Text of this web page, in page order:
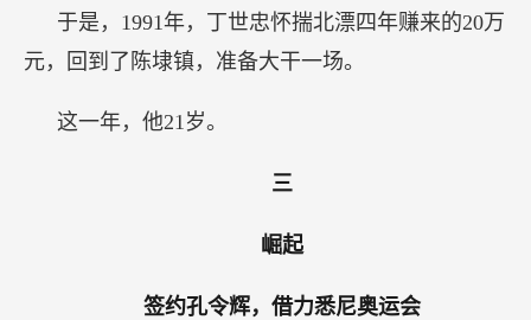
于是，1991年，丁世忠怀揣北漂四年赚来的20万
元，回到了陈埭镇，准备大干一场。
这一年，他21岁。
三
崛起
签约孔令辉，借力悉尼奥运会